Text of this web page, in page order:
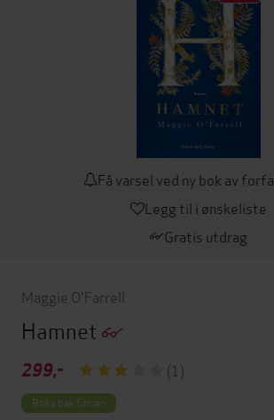
Få varsel ved ny bok av
Legg til i ønskeliste
Gratis utdrag
Maggie O'Farrell
Hamnet
299,- (1)
Boka bak filmen